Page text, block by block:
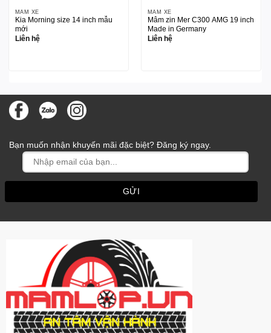
MÂM XE
Kia Morning size 14 inch mẫu
mới
Liên hệ
MÂM XE
Mâm zin Mer C300 AMG 19 inch
Made in Germany
Liên hệ
Bạn muốn nhận khuyến mãi đặc biệt? Đăng ký ngay.